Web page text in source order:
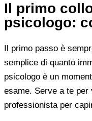
Il primo
psicologo:
Il primo passo è
semplice di quanto
psicologo è un
esame. Serve a te
professionista per